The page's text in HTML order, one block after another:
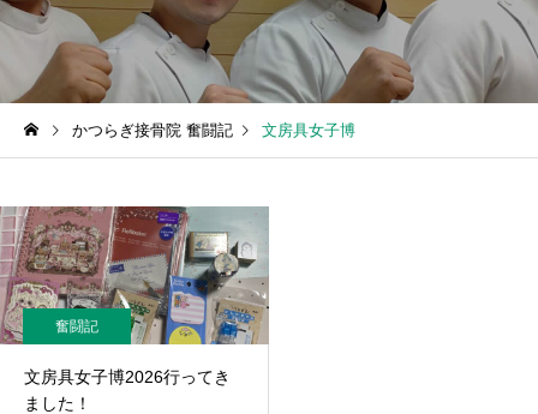
背骨骨盤矯正 スポーツ
症状改善治療
かつらぎ接骨院 奮闘記 文房具女子博
奮闘記
文房具女子博2026行ってき
ました！